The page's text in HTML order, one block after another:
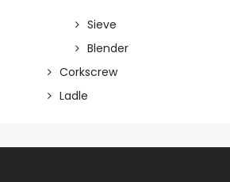
Sieve
Blender
Corkscrew
Ladle